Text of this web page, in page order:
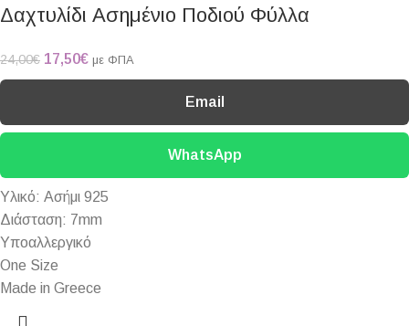
Δαχτυλίδι Ασημένιο Ποδιού Φύλλα
24,00€ 17,50€ με ΦΠΑ
Email
WhatsApp
Υλικό: Ασήμι 925
Διάσταση: 7mm
Υποαλλεργικό
One Size
Made in Greece